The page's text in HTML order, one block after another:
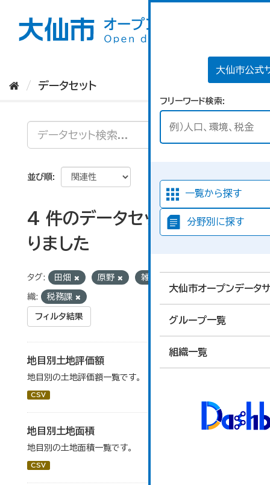
大仙市公式
フリーワード検索
一覧から探す
分野別に探す
大仙市オープンデータ
グループ一覧
組織一覧
データセット
並び順
4 件のデータセットが見つか
りました
タグ: 田畑 原野 雑種地
織: 税務課
フィルタ結果
地目別土地評価額
地目別の土地評価額一覧です。
CSV
地目別土地面積
地目別の土地面積一覧です。
CSV